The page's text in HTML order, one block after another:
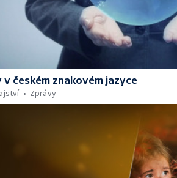
v českém znakovém jazyce
Zprávy